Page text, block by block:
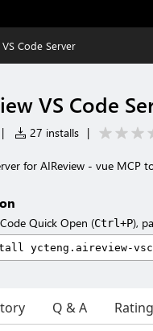
VS Code Server
VS Code
| 27 installs |
for AIReview - vue
Quick Open (Ctrl+P),
Q & A